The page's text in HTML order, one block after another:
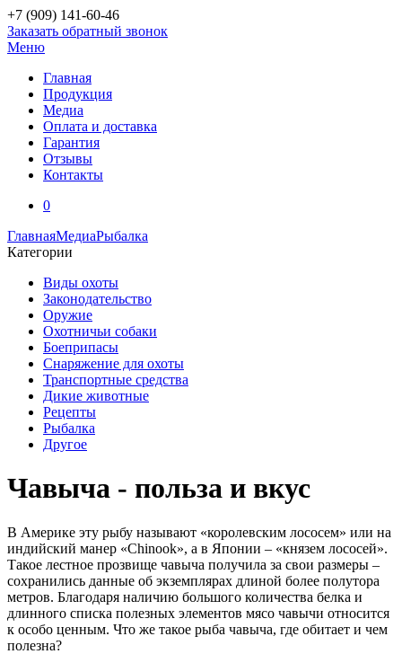
+7 (909) 141-60-46
Заказать обратный звонок
Меню
Главная
Продукция
Медиа
Оплата и доставка
Гарантия
Отзывы
Контакты
0
ГлавнаяМедиаРыбалка
Категории
Виды охоты
Законодательство
Оружие
Охотничьи собаки
Боеприпасы
Снаряжение для охоты
Транспортные средства
Дикие животные
Рецепты
Рыбалка
Другое
Чавыча - польза и вкус
В Америке эту рыбу называют «королевским лососем» или на
индийский манер «Chinook», а в Японии – «князем лососей».
Такое лестное прозвище чавыча получила за свои размеры –
сохранились данные об экземплярах длиной более полутора
метров. Благодаря наличию большого количества белка и
длинного списка полезных элементов мясо чавычи относится
к особо ценным. Что же такое рыба чавыча, где обитает и чем
полезна?